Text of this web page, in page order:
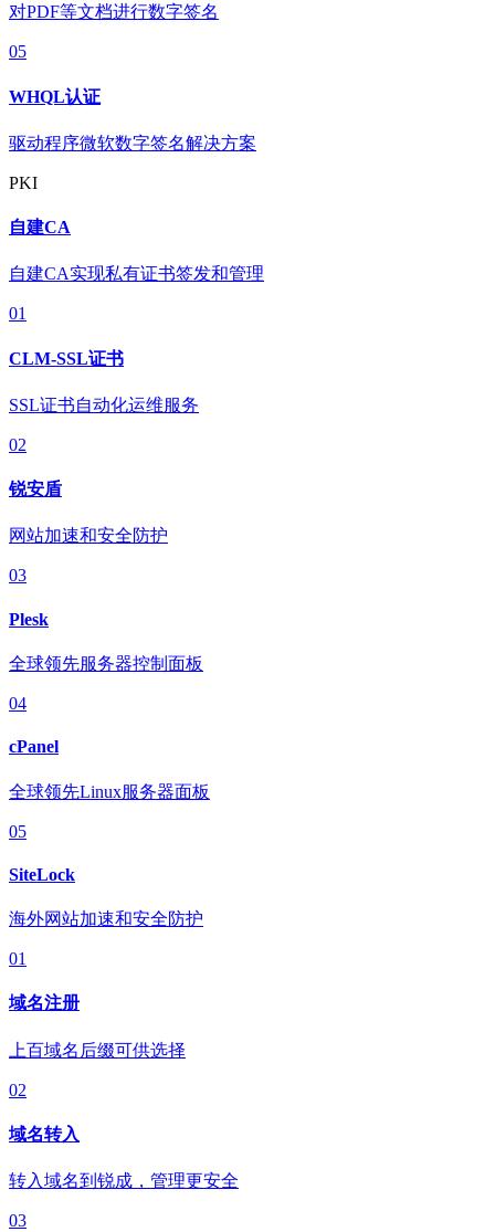
对PDF等文档进行数字签名
05
WHQL认证
驱动程序微软数字签名解决方案
PKI
自建CA
自建CA实现私有证书签发和管理
01
CLM-SSL证书
SSL证书自动化运维服务
02
锐安盾
网站加速和安全防护
03
Plesk
全球领先服务器控制面板
04
cPanel
全球领先Linux服务器面板
05
SiteLock
海外网站加速和安全防护
01
域名注册
上百域名后缀可供选择
02
域名转入
转入域名到锐成，管理更安全
03